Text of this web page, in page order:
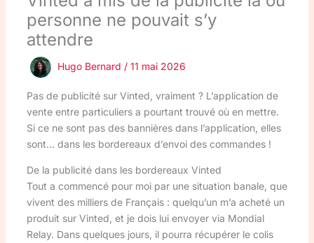
personne ne pouvait s’y
attendre
Hugo Bernard / 11 mai 2026
Pas de publicité sur Vinted, vraiment ? L’application de
vente entre particuliers a pourtant trouvé où en mettre.
Si ce ne sont pas des bannières dans l’application, elles
sont… dans les bordereaux d’envoi des commandes !
De la publicité dans les bordereaux Vinted
Tout a commencé pour moi par une situation banale, que
vivent des milliers de Français : quelqu’un m’a acheté un
produit sur Vinted, et je dois lui envoyer via Mondial
Relay. Dans quelques jours, il pourra récupérer le colis